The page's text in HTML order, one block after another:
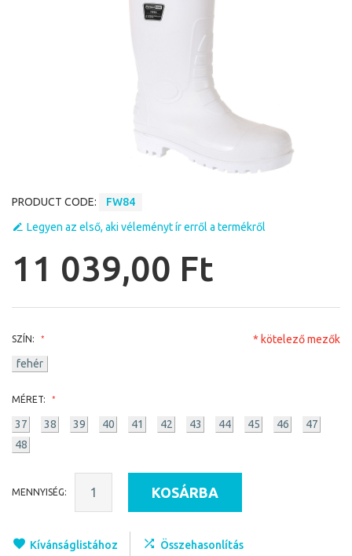
PRODUCT CODE:
FW84
Legyen az első, aki véleményt ír erről a termékről
11 039,00 Ft
SZÍN:
fehér
MÉRET:
37 38 39 40 41 42 43 44 45 46
47
48
* kötelező mezők
MENNYISÉG: KOSÁRBA
Kívánságlistához Összehasonlítás